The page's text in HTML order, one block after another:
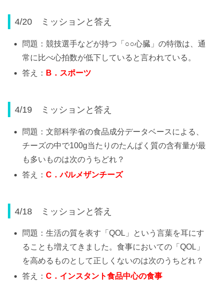
4/20 ミッションと答え
問題：競技選手などが持つ「○○心臓」の特徴は、通
常に比べ心拍数が低下していると言われている。
答え： B ．スポーツ
4/19 ミッションと答え
問題：文部科学省の食品成分データベースによる、
チーズの中で100g当たりのたんぱく質の含有量が最
も多いものは次のうちどれ？
答え：C ．パルメザンチーズ
4/18 ミッションと答え
問題：生活の質を表す「QOL」という言葉を耳にす
ることも増えてきました。食事においての「QOL」
を高めるものとして正しくないのは次のうちどれ？
答え：C ．インスタント食品中心の食事